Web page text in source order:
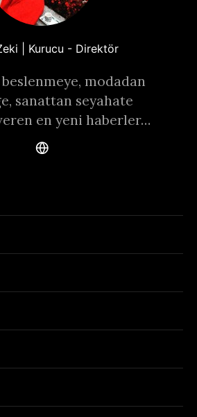
| Kurucu - Direktör
beslenmeye, modadan
sanattan seyahate
en yeni haberler…